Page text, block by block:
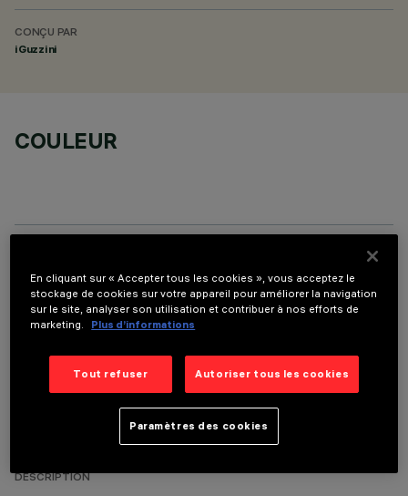
CONÇU PAR
iGuzzini
COULEUR
COMPOSANTS OPTIONNELS
DONNÉES TECHNIQUES
DERNIÈRE MISE À JOUR: 02/08/2026
DESCRIPTION
En cliquant sur « Accepter tous les cookies », vous acceptez le
stockage de cookies sur votre appareil pour améliorer la navigation
sur le site, analyser son utilisation et contribuer à nos efforts de
marketing.
Plus d’informations
Tout refuser Autoriser tous les cookies
Paramètres des cookies